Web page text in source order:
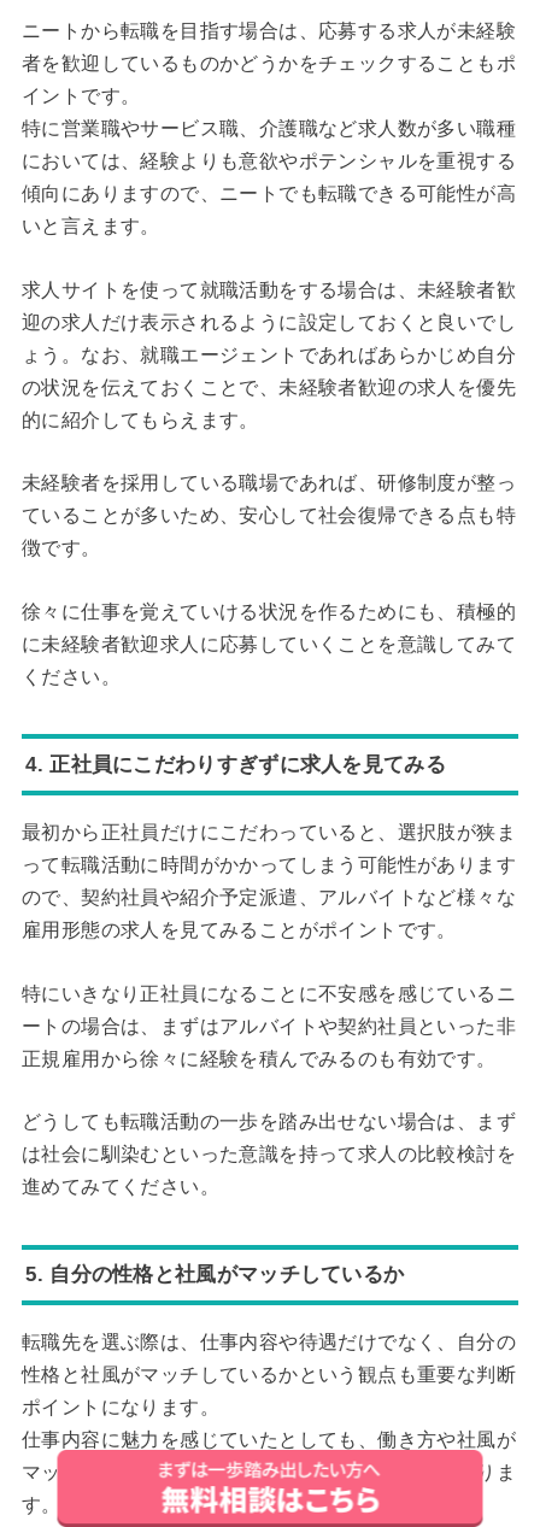
ニートから転職を目指す場合は、応募する求人が未経験
者を歓迎しているものかどうかをチェックすることもポ
イントです。
特に営業職やサービス職、介護職など求人数が多い職種
においては、経験よりも意欲やポテンシャルを重視する
傾向にありますので、ニートでも転職できる可能性が高
いと言えます。
求人サイトを使って就職活動をする場合は、未経験者歓
迎の求人だけ表示されるように設定しておくと良いでし
ょう。なお、就職エージェントであればあらかじめ自分
の状況を伝えておくことで、未経験者歓迎の求人を優先
的に紹介してもらえます。
未経験者を採用している職場であれば、研修制度が整っ
ていることが多いため、安心して社会復帰できる点も特
徴です。
徐々に仕事を覚えていける状況を作るためにも、積極的
に未経験者歓迎求人に応募していくことを意識してみて
ください。
4. 正社員にこだわりすぎずに求人を見てみる
最初から正社員だけにこだわっていると、選択肢が狭ま
って転職活動に時間がかかってしまう可能性があります
ので、契約社員や紹介予定派遣、アルバイトなど様々な
雇用形態の求人を見てみることがポイントです。
特にいきなり正社員になることに不安感を感じているニ
ートの場合は、まずはアルバイトや契約社員といった非
正規雇用から徐々に経験を積んでみるのも有効です。
どうしても転職活動の一歩を踏み出せない場合は、まず
は社会に馴染むといった意識を持って求人の比較検討を
進めてみてください。
5. 自分の性格と社風がマッチしているか
転職先を選ぶ際は、仕事内容や待遇だけでなく、自分の
性格と社風がマッチしているかという観点も重要な判断
ポイントになります。
仕事内容に魅力を感じていたとしても、働き方や社風が
マッチしていないと、短期離職に繋がる可能性がありま
す。